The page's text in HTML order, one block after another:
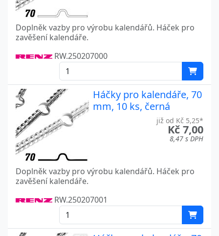
Doplněk vazby pro výrobu kalendářů. Háček pro
zavěšení kalendáře.
RW.250207000
Háčky pro kalendáře, 70
mm, 10 ks, černá
již od Kč 5,25*
Kč 7,00
8,47 s DPH
Doplněk vazby pro výrobu kalendářů. Háček pro
zavěšení kalendáře.
RW.250207001